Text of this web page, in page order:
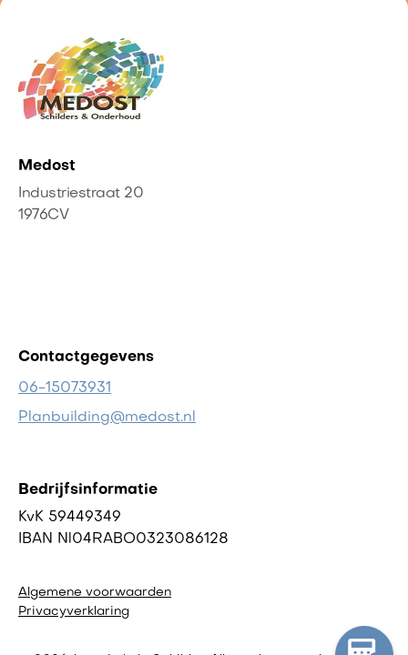
Medost
Industriestraat 20
1976CV
Contactgegevens
06-15073931
Planbuilding@medost.nl
Bedrijfsinformatie
KvK 59449349
IBAN Nl04RABO0323086128
Algemene voorwaarden
Privacyverklaring